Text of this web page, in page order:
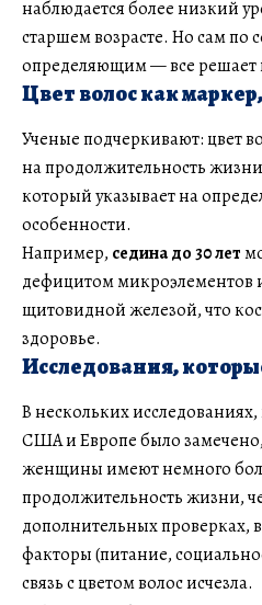
наблюдается более низкий
старшем возрасте. Но сам по
определяющим — все решает
Цвет волос как
Ученые подчеркивают: цвет
на продолжительность
который указывает на
особенности.
Например, седина до 30 лет
дефицитом микроэлементов
щитовидной железой, что
здоровье.
Исследования,
В нескольких
США и Европе было
женщины имеют немного
продолжительность жизни,
дополнительных проверках,
факторы (питание,
связь с цветом волос исчезла.